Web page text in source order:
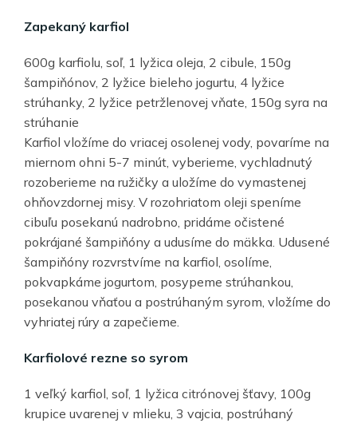
Zapekaný karfiol
600g karfiolu, soľ, 1 lyžica oleja, 2 cibule, 150g
šampiňónov, 2 lyžice bieleho jogurtu, 4 lyžice
strúhanky, 2 lyžice petržlenovej vňate, 150g syra na
strúhanie
Karfiol vložíme do vriacej osolenej vody, povaríme na
miernom ohni 5-7 minút, vyberieme, vychladnutý
rozoberieme na ružičky a uložíme do vymastenej
ohňovzdornej misy. V rozohriatom oleji speníme
cibuľu posekanú nadrobno, pridáme očistené
pokrájané šampiňóny a udusíme do mäkka. Udusené
šampiňóny rozvrstvíme na karfiol, osolíme,
pokvapkáme jogurtom, posypeme strúhankou,
posekanou vňaťou a postrúhaným syrom, vložíme do
vyhriatej rúry a zapečieme.
Karfiolové rezne so syrom
1 veľký karfiol, soľ, 1 lyžica citrónovej šťavy, 100g
krupice uvarenej v mlieku, 3 vajcia, postrúhaný